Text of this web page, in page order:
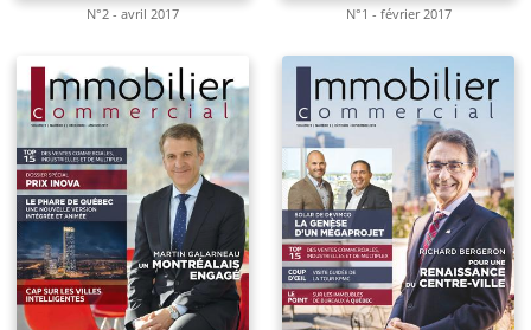
N°2 - avril 2017 N°1 - février 2017